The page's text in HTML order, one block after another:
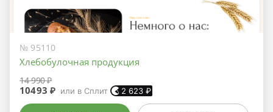
№ 95110
Хлебобулочная продукция
14 990 ₽
10493 ₽ или в Сплит 2 623 ₽